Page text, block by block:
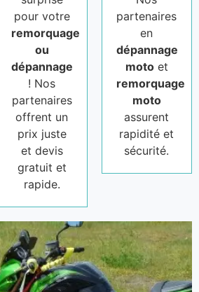
pour votre
remorquage
ou
dépannage
! Nos
partenaires
offrent un
prix juste
et devis
gratuit et
rapide.
partenaires
en
dépannage
motoet
remorquage
moto
assurent
rapidité et
sécurité.